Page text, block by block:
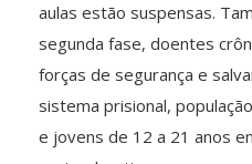
aulas estão suspensas.
segunda fase, doentes
forças de segurança e
sistema prisional,
e jovens de 12 a 21 anos